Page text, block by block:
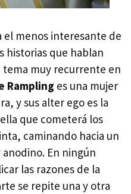
el menos interesante de
historias que hablan
muy recurrente en
Rampling es una mujer
y sus alter ego es la
que cometerá los
caminando hacia un
En ningún
las razones de la
se repite una y otra